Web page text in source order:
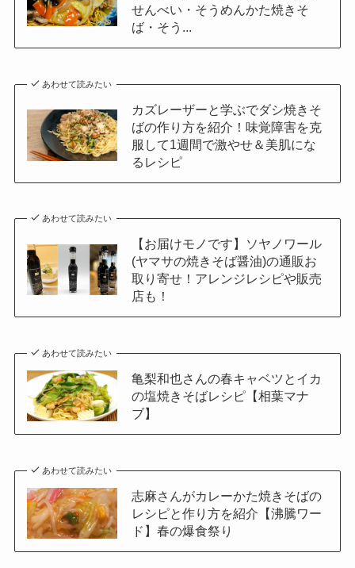
せんべい・そうめんかた焼きそ
ば・そう...
あわせて読みたい
カズレーザーと学ぶでダシ焼きそ
ばの作り方を紹介！味覚障害を克
服して1週間で激やせ＆美肌にな
るレシピ
あわせて読みたい
【お届けモノです】ソヤノワール
(ヤマサの焼きそば醤油)の通販お
取り寄せ！アレンジレシピや販売
店も！
あわせて読みたい
亀梨和也さんの春キャベツとイカ
の塩焼きそばレシピ【相葉マナ
ブ】
あわせて読みたい
志麻さんがカレーかた焼きそばの
レシピと作り方を紹介【沸騰ワー
ド】春の爆食祭り